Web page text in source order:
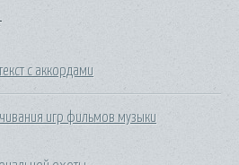
с аккордами
игр фильмов музыки